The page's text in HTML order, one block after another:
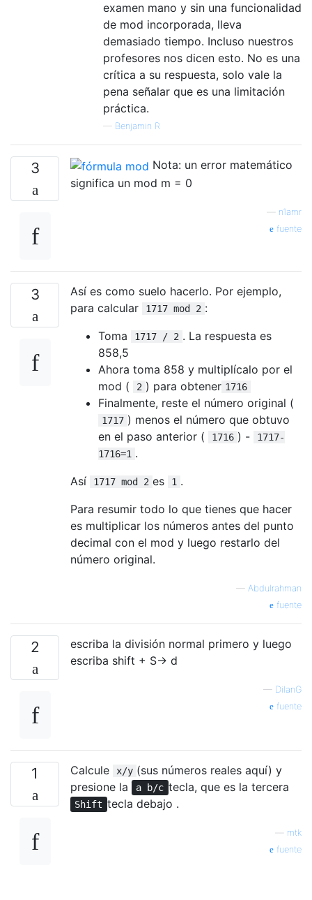
examen mano y sin una funcionalidad
de mod incorporada, lleva
demasiado tiempo. Incluso nuestros
profesores nos dicen esto. No es una
crítica a su respuesta, solo vale la
pena señalar que es una limitación
práctica.
— Benjamin R
3
Nota: un error matemático
significa un mod m = 0
n1amr
fuente
3
Así es como suelo hacerlo. Por ejemplo,
para calcular
1717 mod 2 :
Toma
1717 / 2 . La respuesta es
858,5
Ahora toma 858 y multiplícalo por el
mod (
2 ) para obtener 1716
Finalmente, reste el número original (
1717 ) menos el número que obtuvo
en el paso anterior (
1716 ) -
1717-
1716=1 .
Así
1717 mod 2 es 1 .
Para resumir todo lo que tienes que hacer
es multiplicar los números antes del punto
decimal con el mod y luego restarlo del
número original.
— Abdulrahman
fuente
2
escriba la división normal primero y luego
escriba shift + S-> d
— DilanG
fuente
1 Calcule x/y (sus números reales aquí) y
presione la
a b/c tecla, que es la tercera
Shift tecla debajo .
mtk
fuente